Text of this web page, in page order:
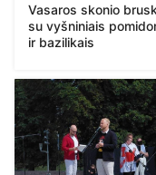
Vasaros skonio
su vyšniniais
ir bazilikais